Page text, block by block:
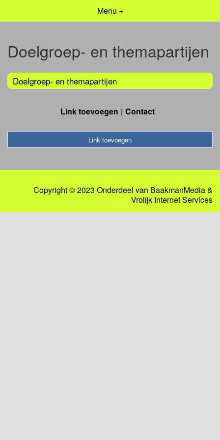
Menu +
Doelgroep- en themapartijen
Doelgroep- en themapartijen
Link toevoegen Contact
Link toevoegen
Copyright © 2023 Onderdeel van BaakmanMedia&
Vrolijk Internet Services